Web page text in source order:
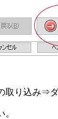
取り込み⇒